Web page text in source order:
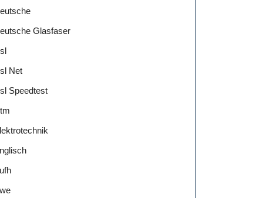
Glasfaser
Net
Speedtest